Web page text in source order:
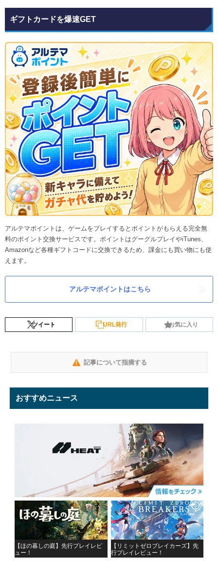
ギフトカードを爆速GET
アルテマポイントは、ゲームをプレイするとポイントがもらえる完全無
料のポイント交換サービスです。ポイントはグーグルプレイやiTunes、
Amazonなど各種ギフトコードに交換できるため、課金にも買い物にも使
えます。
アルテマポイントはこちら
ツイート URL発行 お気に入り
記事について指摘する
おすすめニュース
【ほの暮しの庭】先行プレイレビ
ュー！
【リミットゼロブレイカーズ】先
行プレイレビュー！